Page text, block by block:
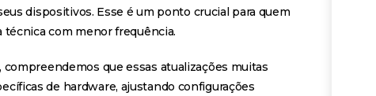
dispositivos. Esse é um ponto crucial para quem
com menor frequência.
que essas atualizações muitas
de hardware, ajustando configurações